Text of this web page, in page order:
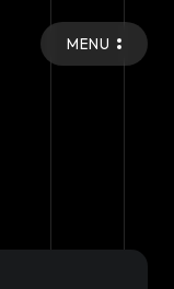
MENU